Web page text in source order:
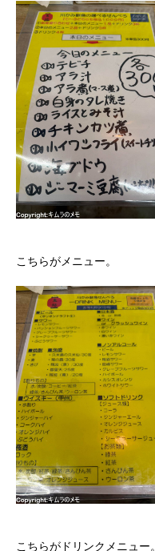
こちらがメニュー。
こちらがドリンクメニュー。